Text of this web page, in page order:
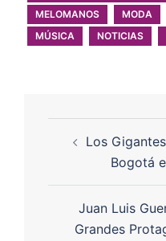
MELOMANOS
MODA
MÚSICA
NOTICIAS
Los
Bogotá
Juan Luis
Grandes